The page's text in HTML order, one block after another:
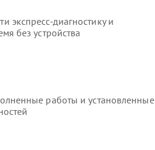
экспресс-диагностику и
без устройства
работы и установленные